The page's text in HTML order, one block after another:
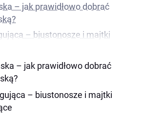
– jak prawidłowo dobrać
– biustonosze i majtki
– seksowna bielizna, która
online – najwyższa jakość na
– jak prawidłowo dobrać
– biustonosze i majtki